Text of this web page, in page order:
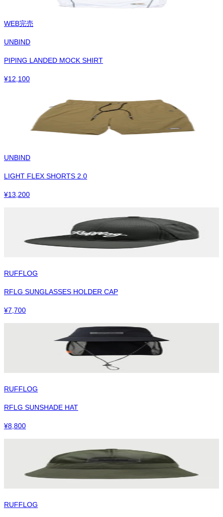
WEB完売
UNBIND
PIPING LANDED MOCK SHIRT
¥12,100
UNBIND
LIGHT FLEX SHORTS 2.0
¥13,200
RUFFLOG
RFLG SUNGLASSES HOLDER CAP
¥7,700
RUFFLOG
RFLG SUNSHADE HAT
¥8,800
RUFFLOG